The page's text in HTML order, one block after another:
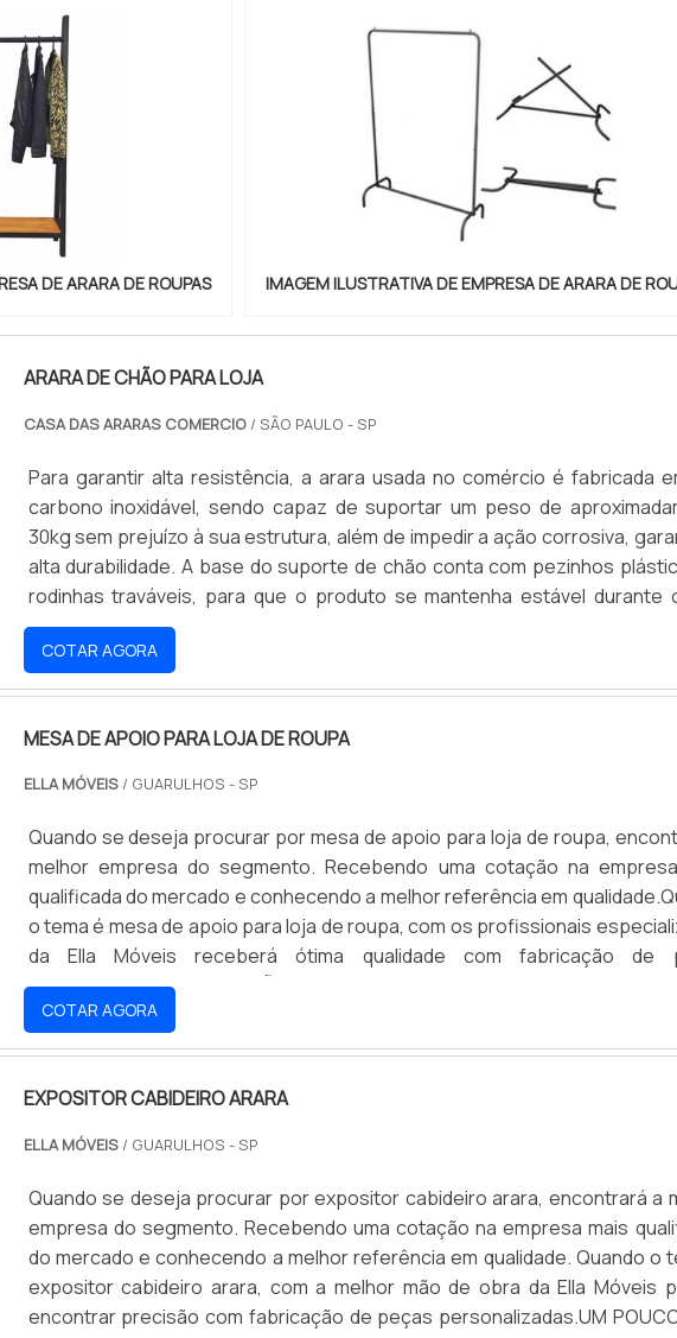
DE ARARA DE ROUPAS IMAGEM ILUSTRATIVA DE EMPRESA DE ARARA DE
ARARA DE CHÃO PARA LOJA
CASA DAS ARARAS COMERCIO/ SÃO PAULO - SP
Para garantir alta resistência, a arara usada no comércio é fabricada
carbono inoxidável, sendo capaz de suportar um peso de
30kg sem prejuízo à sua estrutura, além de impedir a ação corrosiva,
alta durabilidade. A base do suporte de chão conta com pezinhos
rodinhas traváveis, para que o produto se mantenha estável durante
mesmo quando o seu armazenamento tenha atingido a capacidade
Pesando no máximo 3kg, quando vazia, a arara de chão.
COTAR AGORA
MESA DE APOIO PARA LOJA DE ROUPA
ELLA MÓVEIS/ GUARULHOS - SP
Quando se deseja procurar por mesa de apoio para loja de roupa,
melhor empresa do segmento. Recebendo uma cotação na
qualificada do mercado e conhecendo a melhor referência em
o tema é mesa de apoio para loja de roupa, com os profissionais
da Ella Móveis receberá ótima qualidade com fabricação de
personalizadas.INFORMAÇÕES sOBRE MESA DE APOIO PARA LOJA DE
muitas maneiras eficientes de demonstrar competência e excelência
área de atuação. A Ella Móveis foca seus esforços em oferecer um
de ponta; Equipamentos de última geração. Tudo para garantir mesa de
para loja de roupa com precisão. Sem trocar o foco sobre mesa de apoio
serviços com ótima qualidade e precisão, pontos importantes que ficam
no planejamento de empresas que visam apenas o lucro, deixando a
outros fatores.Isso tudo é a razão pela qual a Ella Móveis é
os serviços quando falamos do segmento de fabricação de móveis. A
objetiva garantir tudo que há de mais atual para garantir a qualidade final
COTAR AGORA
EXPOSITOR CABIDEIRO ARARA
ELLA MÓVEIS/ GUARULHOS - SP
Quando se deseja procurar por expositor cabideiro arara, encontrará a
empresa do segmento. Recebendo uma cotação na empresa mais
do mercado e conhecendo a melhor referência em qualidade. Quando o
expositor cabideiro arara, com a melhor mão de obra da Ella Móveis
encontrar precisão com fabricação de peças personalizadas.UM